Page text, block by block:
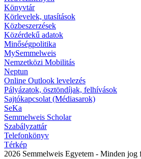
Könyvtár
Körlevelek, utasítások
Közbeszerzések
Közérdekű adatok
Minőségpolitika
MySemmelweis
Nemzetközi Mobilitás
Neptun
Online Outlook levelezés
Pályázatok, ösztöndíjak, felhívások
Sajtókapcsolat (Médiasarok)
SeKa
Semmelweis Scholar
Szabályzattár
Telefonkönyv
Térkép
2026 Semmelweis Egyetem - Minden jog